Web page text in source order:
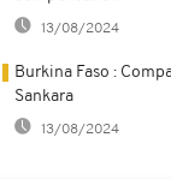
13/08/2024
Burkina Faso :
Sankara
13/08/2024